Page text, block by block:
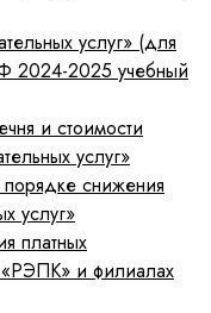
услуг» (для
2024-2025 учебный
и стоимости
услуг»
снижения
услуг»
платных
и филиалах